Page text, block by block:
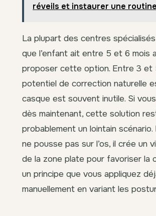
réveils et instaurer une routine
La plupart des centres
que l’enfant ait entre 5 et 6 mois
proposer cette option. Entre 3 et
potentiel de correction naturelle
casque est souvent inutile. Si
dès maintenant, cette solution
probablement un lointain scénario.
ne pousse pas sur l’os, il crée un
de la zone plate pour favoriser la
un principe que vous appliquez
manuellement en variant les